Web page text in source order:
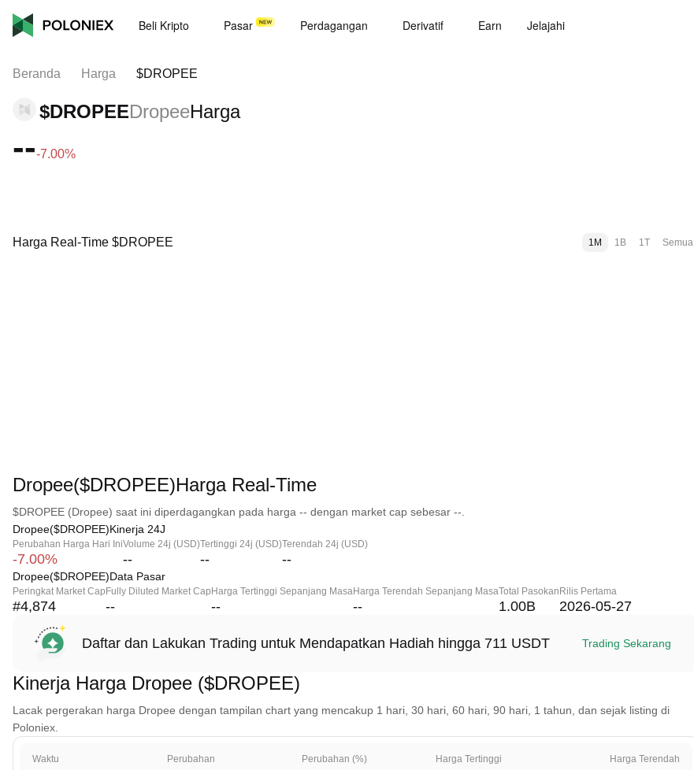
Beli Kripto Pasar Perdagangan Derivatif Earn Jelajahi
Beranda Harga $DROPEE
$DROPEEDropeeHarga
---7.00%
Harga Real-Time $DROPEE 1M 1B 1T Semua
Dropee($DROPEE)Harga Real-Time
$DROPEE (Dropee) saat ini diperdagangkan pada harga -- dengan market cap sebesar --.
Dropee($DROPEE)Kinerja 24J
Perubahan Harga Hari Ini
-7.00%
Volume 24j (USD)
--
Tertinggi 24j (USD)
--
Terendah 24j (USD)
--
Dropee($DROPEE)Data Pasar
Peringkat Market Cap
#4,874
Fully Diluted Market Cap
--
Harga Tertinggi Sepanjang Masa
--
Harga Terendah Sepanjang Masa
--
Total Pasokan
1.00B
Rilis Pertama
2026-05-27
Daftar dan Lakukan Trading untuk Mendapatkan Hadiah hingga 711 USDT Trading Sekarang
Kinerja Harga Dropee ($DROPEE)
Lacak pergerakan harga Dropee dengan tampilan chart yang mencakup 1 hari, 30 hari, 60 hari, 90 hari, 1 tahun, dan sejak listing di
Poloniex.
Waktu Perubahan Perubahan (%) Harga Tertinggi Harga Terendah